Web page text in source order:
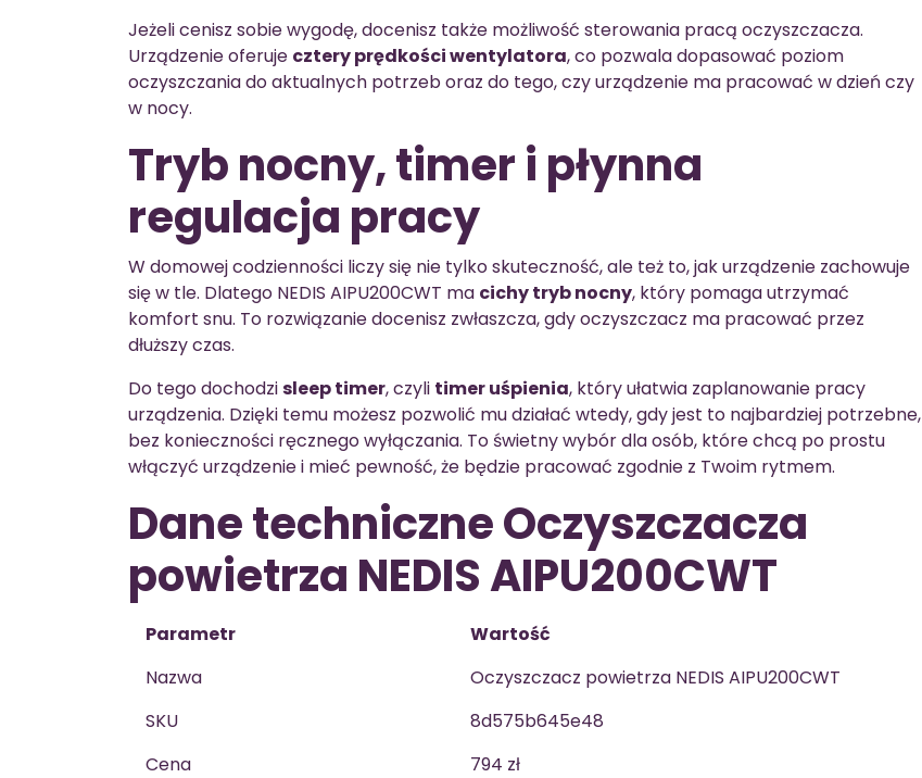
Jeżeli cenisz sobie wygodę, docenisz także możliwość sterowania pracą oczyszczacza.
Urządzenie oferuje cztery prędkości wentylatora, co pozwala dopasować poziom
oczyszczania do aktualnych potrzeb oraz do tego, czy urządzenie ma pracować w dzień czy
w nocy.
Tryb nocny, timer i płynna
regulacja pracy
W domowej codzienności liczy się nie tylko skuteczność, ale też to, jak urządzenie zachowuje
się w tle. Dlatego NEDIS AIPU200CWT ma cichy tryb nocny, który pomaga utrzymać
komfort snu. To rozwiązanie docenisz zwłaszcza, gdy oczyszczacz ma pracować przez
dłuższy czas.
Do tego dochodzisleep timer, czyli timer uśpienia, który ułatwia zaplanowanie pracy
urządzenia. Dzięki temu możesz pozwolić mu działać wtedy, gdy jest to najbardziej potrzebne,
bez konieczności ręcznego wyłączania. To świetny wybór dla osób, które chcą po prostu
włączyć urządzenie i mieć pewność, że będzie pracować zgodnie z Twoim rytmem.
Dane techniczne Oczyszczacza
powietrza NEDIS AIPU200CWT
Parametr
Wartość
Nazwa
Oczyszczacz powietrza NEDIS AIPU200CWT
SKU
8d575b645e48
Cena
794 zł